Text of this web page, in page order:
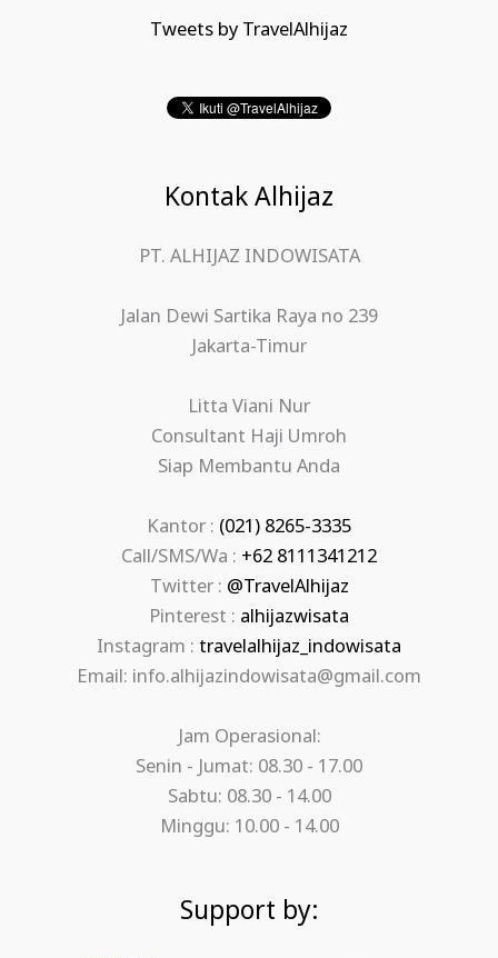
Tweets by TravelAlhijaz
Kontak Alhijaz
PT. ALHIJAZ INDOWISATA
Jalan Dewi Sartika Raya no 239
Jakarta-Timur
Litta Viani Nur
Consultant Haji Umroh
Siap Membantu Anda
Kantor : (021) 8265-3335
Call/SMS/Wa : +62 8111341212
Twitter : @TravelAlhijaz
Pinterest : alhijazwisata
Instagram : travelalhijaz_indowisata
Email: info.alhijazindowisata@gmail.com
Jam Operasional:
Senin - Jumat: 08.30 - 17.00
Sabtu: 08.30 - 14.00
Minggu: 10.00 - 14.00
Support by: